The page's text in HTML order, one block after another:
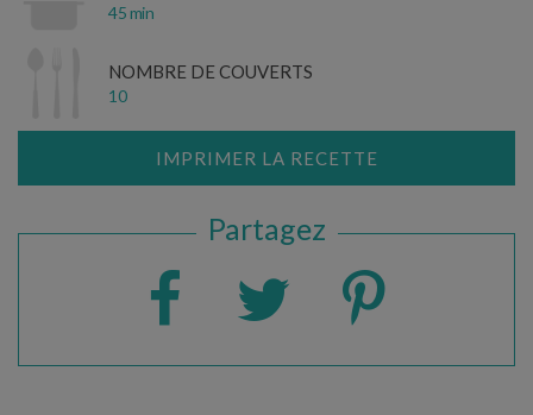
45 min
NOMBRE DE COUVERTS
10
IMPRIMER LA RECETTE
Partagez